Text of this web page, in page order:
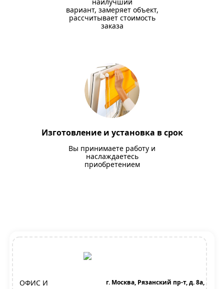
вариант, замеряет объект,
рассчитывает стоимость
заказа
Изготовление и установка в срок
Вы принимаете работу и
наслаждаетесь
приобретением
ОФИС И
г. Москва, Рязанский пр-т, д. 8а,